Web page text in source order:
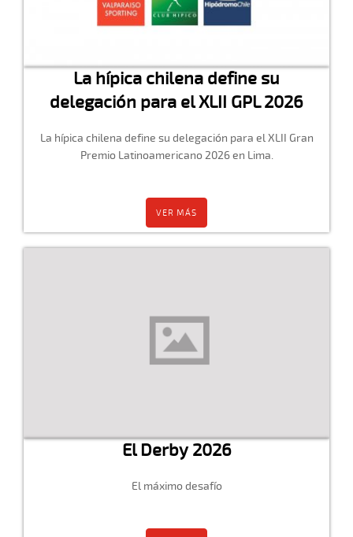
La hípica chilena define su
delegación para el XLII GPL 2026
La hípica chilena define su delegación para el XLII Gran
Premio Latinoamericano 2026 en Lima.
VER MÁS
El Derby 2026
El máximo desafío